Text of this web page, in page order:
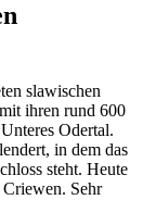
slawischen
mit ihren rund 600
Odertal.
in dem das
steht. Heute
Sehr